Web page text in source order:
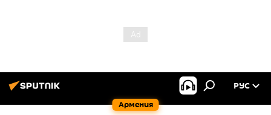
Армения
РУС